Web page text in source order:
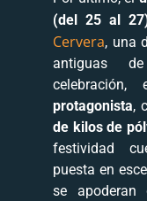
(del 25 al
Cervera, una
antiguas
celebración,
protagonista,
de kilos de
festividad
puesta en
se apoderan